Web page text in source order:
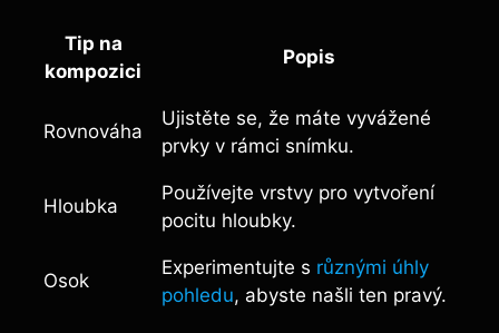
Tip na‍
kompozici
Popis
Rovnováha
Ujistěte se, že máte ‌vyvážené
prvky v rámci ⁣snímku.
Hloubka
Používejte vrstvy pro ⁣vytvoření
pocitu‌ hloubky.
Osok
Experimentujte s různými úhly
pohledu, abyste našli ten pravý.